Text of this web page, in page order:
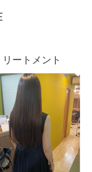
ートメント